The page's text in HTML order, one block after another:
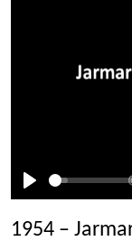
Přehrát
1954 –